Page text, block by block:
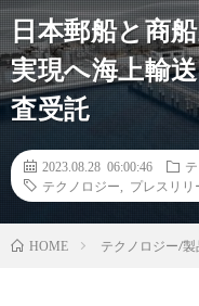
日本郵船と商
実現へ海上輸
査受託
2023.08.28 06:00:46
テクノロジー
プレスリリ
HOME テクノロジー/製